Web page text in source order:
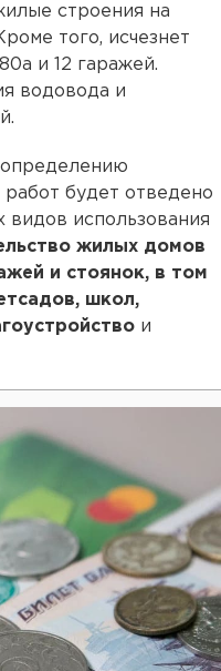
строения на
того, исчезнет
и 12 гаражей.
водовода и
определению
будет отведено
использования
жилых домов
и стоянок, в том
школ,
и